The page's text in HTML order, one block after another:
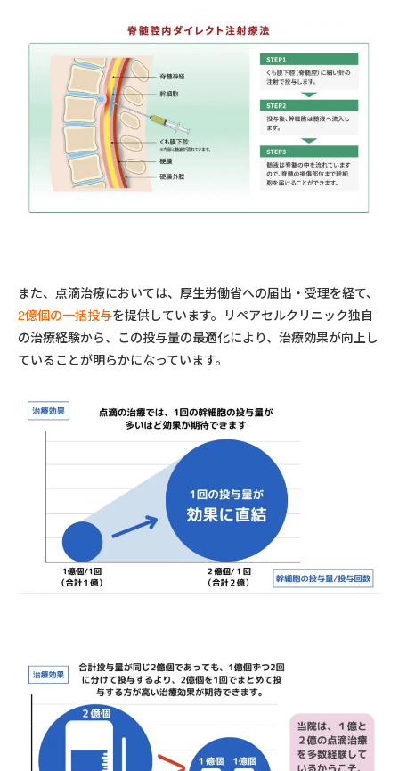
また、点滴治療においては、厚生労働省への届出・受理を経て、
2億個の一括投与を提供しています。リペアセルクリニック独自
の治療経験から、この投与量の最適化により、治療効果が向上し
ていることが明らかになっています。